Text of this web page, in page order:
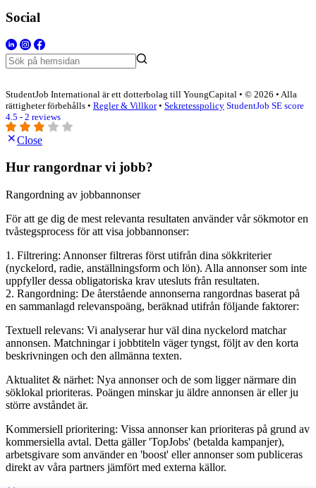
Social
StudentJob International är ett dotterbolag till YoungCapital • © 2026 • Alla
rättigheter förbehålls • Regler & Villkor• Sekretesspolicy StudentJob SE score
4.5 - 2 reviews
Close
Hur rangordnar vi jobb?
Rangordning av jobbannonser
För att ge dig de mest relevanta resultaten använder vår sökmotor en
tvåstegsprocess för att visa jobbannonser:
1. Filtrering: Annonser filtreras först utifrån dina sökkriterier
(nyckelord, radie, anställningsform och lön). Alla annonser som inte
uppfyller dessa obligatoriska krav utesluts från resultaten.
2. Rangordning: De återstående annonserna rangordnas baserat på
en sammanlagd relevanspoäng, beräknad utifrån följande faktorer:
Textuell relevans: Vi analyserar hur väl dina nyckelord matchar
annonsen. Matchningar i jobbtiteln väger tyngst, följt av den korta
beskrivningen och den allmänna texten.
Aktualitet & närhet: Nya annonser och de som ligger närmare din
söklokal prioriteras. Poängen minskar ju äldre annonsen är eller ju
större avståndet är.
Kommersiell prioritering: Vissa annonser kan prioriteras på grund av
kommersiella avtal. Detta gäller 'TopJobs' (betalda kampanjer),
arbetsgivare som använder en 'boost' eller annonser som publiceras
direkt av våra partners jämfört med externa källor.